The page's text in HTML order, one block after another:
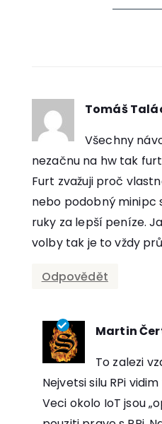
Tomáš
Všechny
nezačnu na hw tak
Furt zvažuji proč
nebo podobný minipc
ruky za lepší peníze.
volby tak je to vždy
Odpovědět
Martin
To zalezi
Nejvetsi silu RPi
Veci okolo IoT jsou